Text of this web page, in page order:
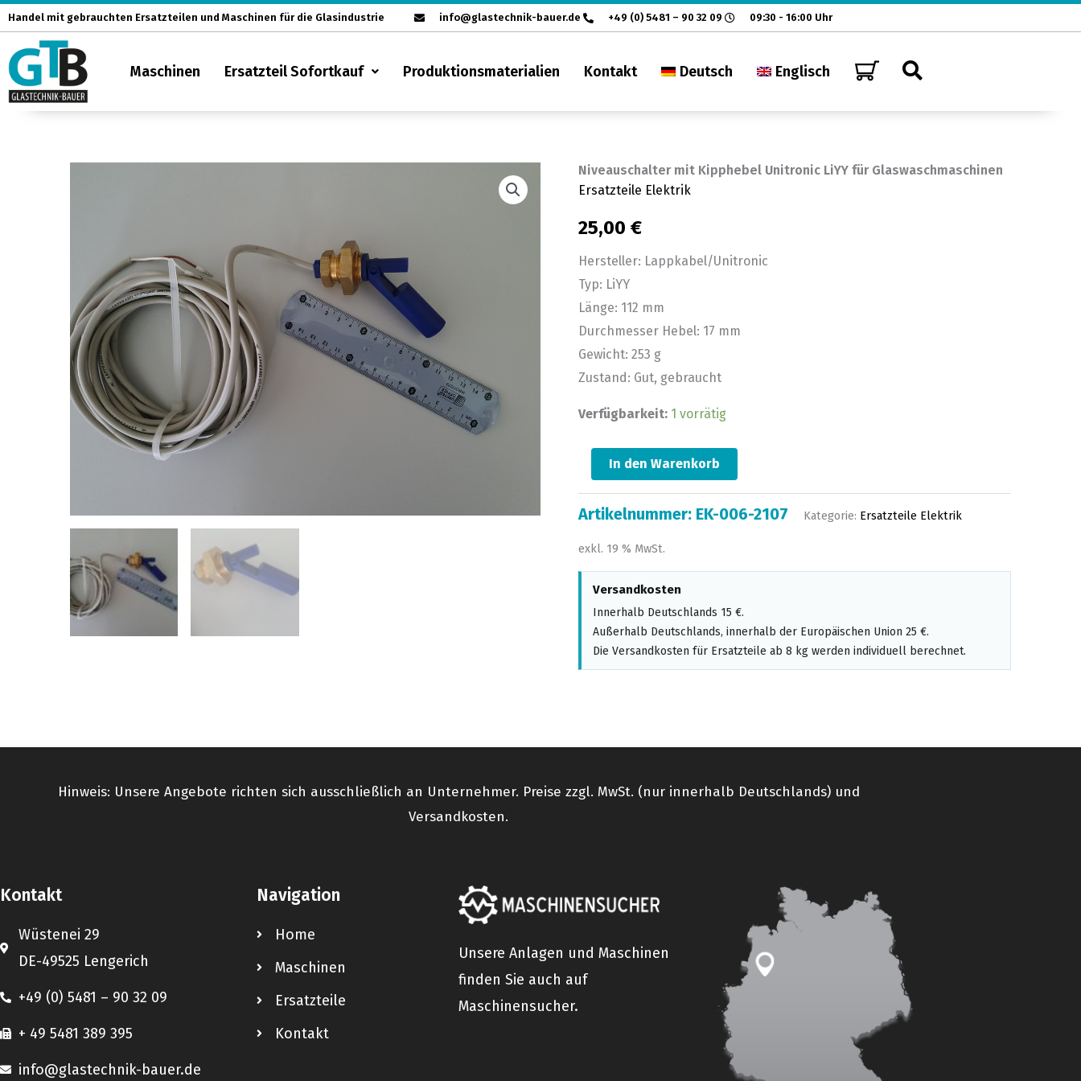
Zum
Inhalt
springen
Handel mit gebrauchten Ersatzteilen und Maschinen für die Glasindustrie info@glastechnik-bauer.de +49 (0) 5481 – 90 32 09 09:30 - 16:00 Uhr
Maschinen Ersatzteil Sofortkauf Produktionsmaterialien Kontakt Deutsch Englisch
Niveauschalter mit Kipphebel Unitronic LiYY für Glaswaschmaschinen
Ersatzteile Elektrik
25,00 €
Hersteller: Lappkabel/Unitronic
Typ: LiYY
Länge: 112 mm
Durchmesser Hebel: 17 mm
Gewicht: 253 g
Zustand: Gut, gebraucht
Verfügbarkeit: 1 vorrätig
Niveauschalter
mit
Kipphebel
LiYY
für
Glaswaschmaschinen
Menge
In den Warenkorb
Artikelnummer: EK-006-2107 Kategorie: Ersatzteile Elektrik
exkl. 19 % MwSt.
Versandkosten
Innerhalb Deutschlands 15 €.
Außerhalb Deutschlands, innerhalb der Europäischen Union 25 €.
Die Versandkosten für Ersatzteile ab 8 kg werden individuell berechnet.
Hinweis: Unsere Angebote richten sich ausschließlich an Unternehmer. Preise zzgl. MwSt. (nur innerhalb Deutschlands) und
Versandkosten.
Kontakt
Wüstenei 29
DE-49525 Lengerich
+49 (0) 5481 – 90 32 09
+ 49 5481 389 395
info@glastechnik-bauer.de
Navigation
Home
Maschinen
Ersatzteile
Kontakt
Unsere Anlagen und Maschinen
finden Sie auch auf
Maschinensucher.